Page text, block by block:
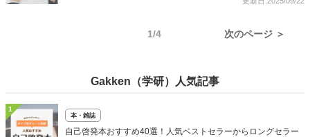
1/4 次のページ ＞
Gakken（学研）人気記事
1
本・雑誌
自己啓発本おすすめ40選！人気ベストセラーからロングセラー